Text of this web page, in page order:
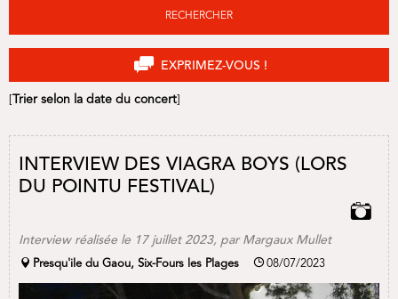
RECHERCHER
EXPRIMEZ-VOUS !
Trier selon la date du concert
INTERVIEW DES VIAGRA BOYS (LORS
DU POINTU FESTIVAL)
Interview réalisée le 17 juillet 2023, par Margaux Mullet
Presqu'ile du Gaou, Six-Fours les Plages 08/07/2023